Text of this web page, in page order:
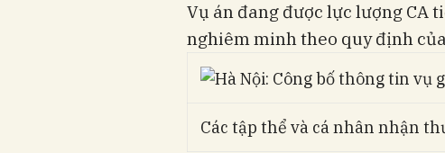
Vụ án đang được lực lượng CA
nghiêm minh theo quy định
Các tập thể và cá nhân nhận